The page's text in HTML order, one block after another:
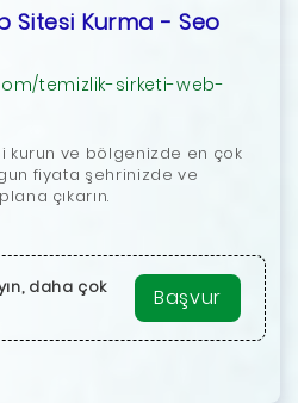
Sitesi Kurma - Seo
temizlik-sirketi-web-
kurun ve bölgenizde en çok
fiyata şehrinizde ve
çıkarın.
daha çok
Başvur